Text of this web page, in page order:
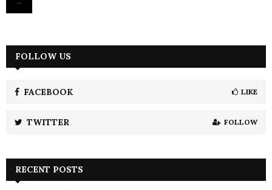
FOLLOW US
FACEBOOK LIKE
TWITTER FOLLOW
RECENT POSTS